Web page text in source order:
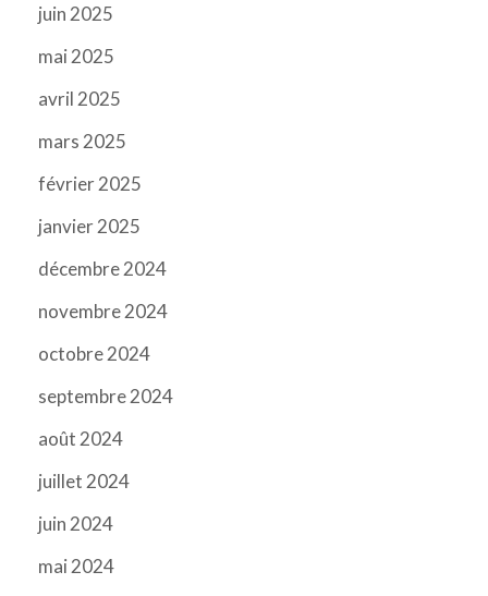
juin 2025
mai 2025
avril 2025
mars 2025
février 2025
janvier 2025
décembre 2024
novembre 2024
octobre 2024
septembre 2024
août 2024
juillet 2024
juin 2024
mai 2024